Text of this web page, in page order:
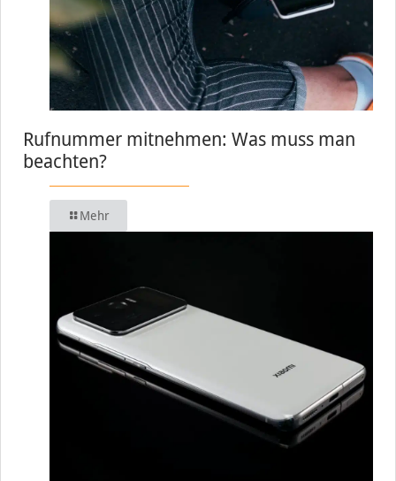
Rufnummer mitnehmen: Was muss man
beachten?
Mehr